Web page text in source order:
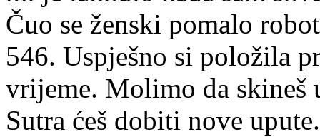
Čuo se ženski pomalo
546. Uspješno si položila
vrijeme. Molimo da skineš
Sutra ćeš dobiti nove